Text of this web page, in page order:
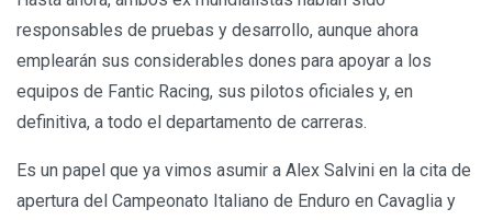
responsables de pruebas y desarrollo, aunque ahora
emplearán sus considerables dones para apoyar a los
equipos de Fantic Racing, sus pilotos oficiales y, en
definitiva, a todo el departamento de carreras.
Es un papel que ya vimos asumir a Alex Salvini en la cita de
apertura del Campeonato Italiano de Enduro en Cavaglia y